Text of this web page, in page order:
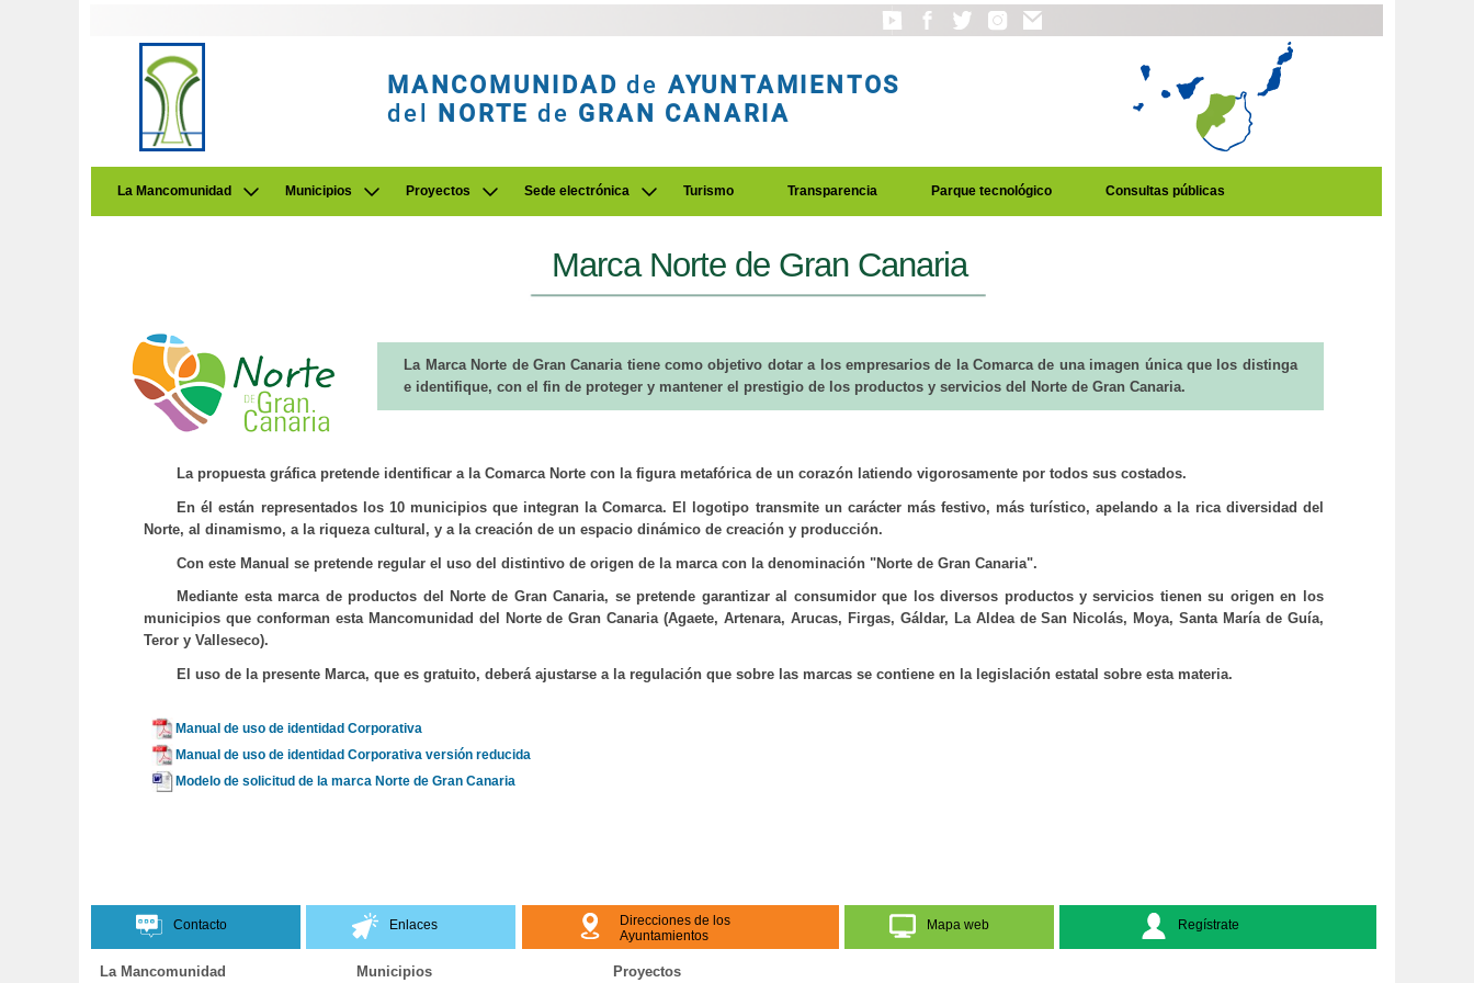
MANCOMUNIDAD de AYUNTAMIENTOS
del NORTE de GRAN CANARIA
La Mancomunidad Municipios Proyectos Sede electrónica Turismo Transparencia Parque tecnológico Consultas públicas
Marca Norte de Gran Canaria
La Marca Norte de Gran Canaria tiene como objetivo dotar a los empresarios de la Comarca de una imagen única que los distinga
e identifique, con el fin de proteger y mantener el prestigio de los productos y servicios del Norte de Gran Canaria.
La propuesta gráfica pretende identificar a la Comarca Norte con la figura metafórica de un corazón latiendo vigorosamente por todos sus costados.
En él están representados los 10 municipios que integran la Comarca. El logotipo transmite un carácter más festivo, más turístico, apelando a la rica diversidad del
Norte, al dinamismo, a la riqueza cultural, y a la creación de un espacio dinámico de creación y producción.
Con este Manual se pretende regular el uso del distintivo de origen de la marca con la denominación "Norte de Gran Canaria".
Mediante esta marca de productos del Norte de Gran Canaria, se pretende garantizar al consumidor que los diversos productos y servicios tienen su origen en los
municipios que conforman esta Mancomunidad del Norte de Gran Canaria (Agaete, Artenara, Arucas, Firgas, Gáldar, La Aldea de San Nicolás, Moya, Santa María de Guía,
Teror y Valleseco).
El uso de la presente Marca, que es gratuito, deberá ajustarse a la regulación que sobre las marcas se contiene en la legislación estatal sobre esta materia.
Manual de uso de identidad Corporativa
Manual de uso de identidad Corporativa versión reducida
Modelo de solicitud de la marca Norte de Gran Canaria
Contacto Enlaces
Direcciones de los
Ayuntamientos
Mapa web Regístrate
La Mancomunidad Municipios Proyectos